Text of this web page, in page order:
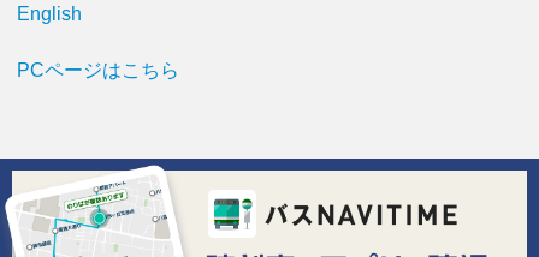
English
PCページはこちら